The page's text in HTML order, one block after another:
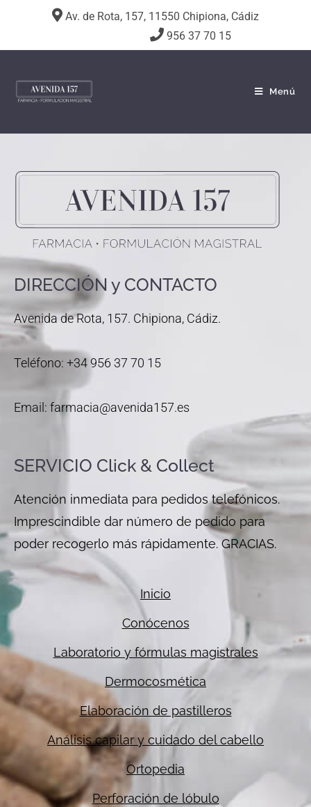
Av. de Rota, 157, 11550 Chipiona, Cádiz
956 37 70 15
Menú
DIRECCIÓN y CONTACTO
Avenida de Rota, 157. Chipiona, Cádiz.
Teléfono: +34 956 37 70 15
Email: farmacia@avenida157.es
SERVICIO Click & Collect
Atención inmediata para pedidos telefónicos.
Imprescindible dar número de pedido para
poder recogerlo más rápidamente. GRACIAS.
Inicio
Conócenos
Laboratorio y fórmulas magistrales
Dermocosmética
Elaboración de pastilleros
Análisis capilar y cuidado del cabello
Ortopedia
Perforación de lóbulo